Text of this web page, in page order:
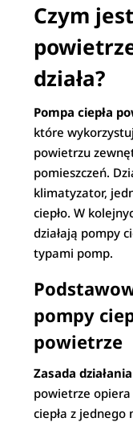
Czym
działa?
Pompa ciepła
które
powietrzu
pomieszczeń.
klimatyzator,
ciepło. W
działają pompy
typami pomp.
pompy
powietrze
Zasada działania
powietrze opiera
ciepła z